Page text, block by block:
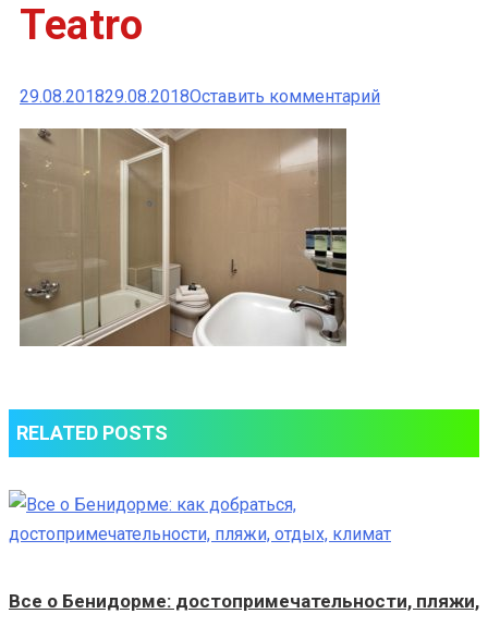
Teatro
29.08.201829.08.2018Оставить комментарийк
RELATED POSTS
Все о Бенидорме: достопримечательности, пляжи,